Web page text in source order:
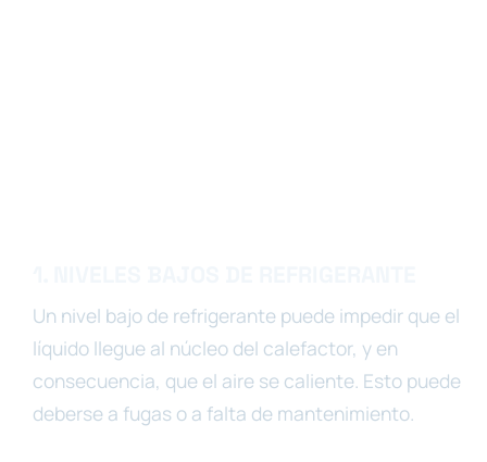
Un nivel bajo de refrigerante puede impedir que el
líquido llegue al núcleo del calefactor, y en
consecuencia, que el aire se caliente. Esto puede
deberse a fugas o a falta de mantenimiento.